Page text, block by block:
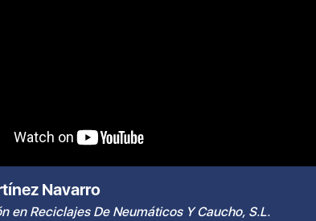
Navarro
en Reciclajes De Neumáticos Y Caucho, S.L.